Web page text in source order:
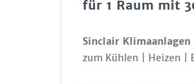
für 1 Raum mit
Sinclair
zum Kühlen | Heizen |